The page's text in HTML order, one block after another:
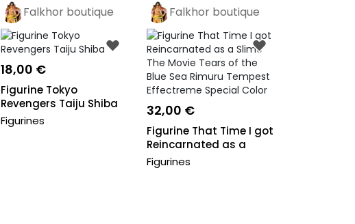
Falkhor boutique
Pro
18,00 €
Figurine Tokyo
Revengers Taiju Shiba
Figurines
Falkhor boutique
Pro
32,00 €
Figurine That Time I got
Reincarnated as a
Slime T...
Figurines